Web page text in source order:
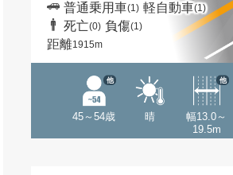
普通乗用車(1) 軽自動車(1)
死亡(0) 負傷(1)
距離1915m
45～54歳
他
晴
幅13.0～
19.5m
他